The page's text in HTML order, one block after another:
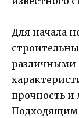
Для начала
прочность и
Подходящим